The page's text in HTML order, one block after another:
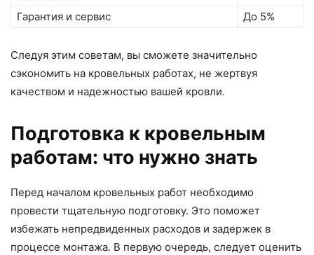
Гарантия и сервис До 5%
Следуя этим советам, вы сможете значительно
сэкономить на кровельных работах, не жертвуя
качеством и надежностью вашей кровли.
Подготовка к кровельным
работам: что нужно знать
Перед началом кровельных работ необходимо
провести тщательную подготовку. Это поможет
избежать непредвиденных расходов и задержек в
процессе монтажа. В первую очередь, следует оценить